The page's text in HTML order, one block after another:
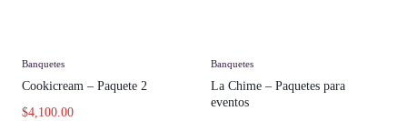
Banquetes
Cookicream – Paquete 2
$4,100.00
Banquetes
La Chime – Paquetes para
eventos